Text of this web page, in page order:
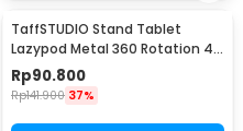
TaffSTUDIO Stand Tablet
Lazypod Metal 360 Rotation 4-
6.7 Inch - DONGC-001
Rp90.800
Rp141.900 37%